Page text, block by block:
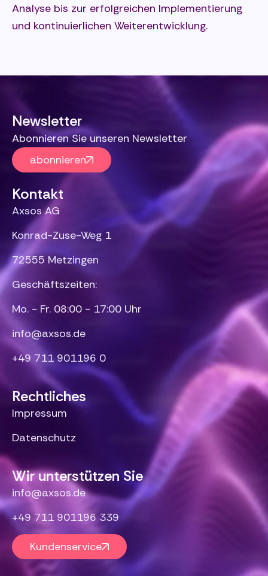
Analyse bis zur erfolgreichen Implementierung
und kontinuierlichen Weiterentwicklung.
Newsletter
Abonnieren Sie unseren Newsletter
abonnieren
Kontakt
Axsos AG
Konrad-Zuse-Weg 1
72555 Metzingen
Geschäftszeiten:
Mo. - Fr. 08:00 - 17:00 Uhr
info@axsos.de
+49 711 901196 0
Rechtliches
Impressum
Datenschutz
Wir unterstützen Sie
info@axsos.de
+49 711 901196 339
Kundenservice